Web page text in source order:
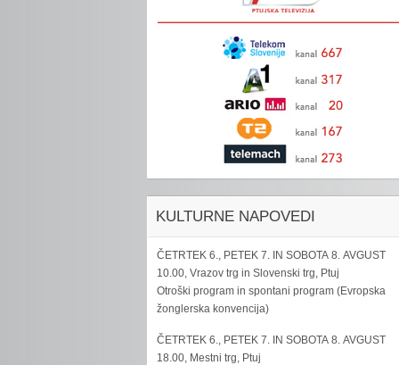
KULTURNE NAPOVEDI
ČETRTEK 6., PETEK 7. IN SOBOTA 8. AVGUST
10.00, Vrazov trg in Slovenski trg, Ptuj
Otroški program in spontani program (Evropska
žonglerska konvencija)
ČETRTEK 6., PETEK 7. IN SOBOTA 8. AVGUST
18.00, Mestni trg, Ptuj